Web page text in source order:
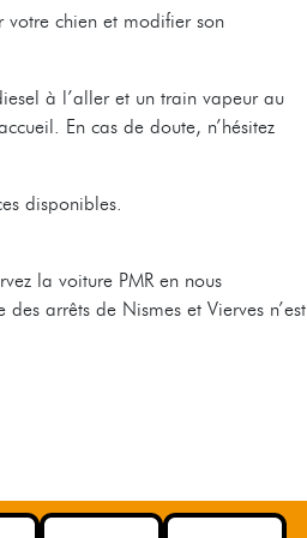
votre chien et modifier son
à l’aller et un train vapeur au
En cas de doute, n’hésitez
disponibles.
la voiture PMR en nous
arrêts de Nismes et Vierves n’est